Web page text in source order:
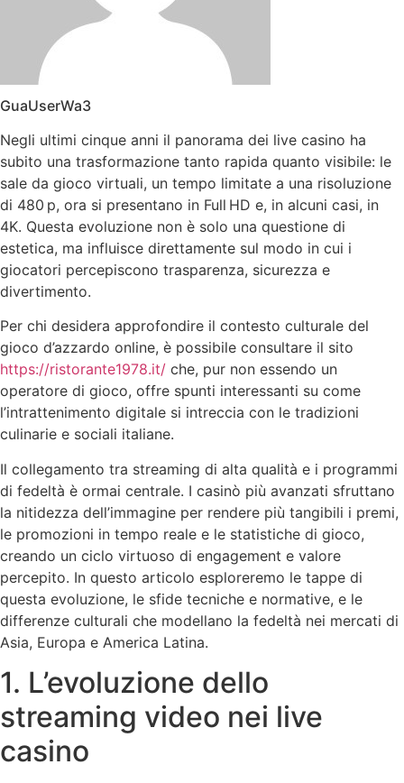
GuaUserWa3
Negli ultimi cinque anni il panorama dei live casino ha
subito una trasformazione tanto rapida quanto visibile: le
sale da gioco virtuali, un tempo limitate a una risoluzione
di 480 p, ora si presentano in Full HD e, in alcuni casi, in
4K. Questa evoluzione non è solo una questione di
estetica, ma influisce direttamente sul modo in cui i
giocatori percepiscono trasparenza, sicurezza e
divertimento.
Per chi desidera approfondire il contesto culturale del
gioco d’azzardo online, è possibile consultare il sito
https://ristorante1978.it/ che, pur non essendo un
operatore di gioco, offre spunti interessanti su come
l’intrattenimento digitale si intreccia con le tradizioni
culinarie e sociali italiane.
Il collegamento tra streaming di alta qualità e i programmi
di fedeltà è ormai centrale. I casinò più avanzati sfruttano
la nitidezza dell’immagine per rendere più tangibili i premi,
le promozioni in tempo reale e le statistiche di gioco,
creando un ciclo virtuoso di engagement e valore
percepito. In questo articolo esploreremo le tappe di
questa evoluzione, le sfide tecniche e normative, e le
differenze culturali che modellano la fedeltà nei mercati di
Asia, Europa e America Latina.
1. L’evoluzione dello
streaming video nei live
casino